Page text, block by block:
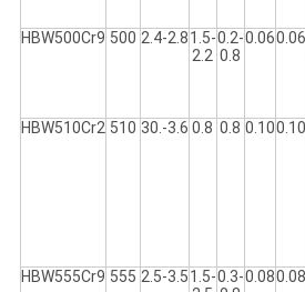
HBW500Cr9 500 2.4-2.81.5-
2.2
0.2-
0.8
0.060.06
HBW510Cr2 510 30.-3.6 0.8 0.8 0.100.10
HBW555Cr9 555 2.5-3.51.5-0.3-0.080.08